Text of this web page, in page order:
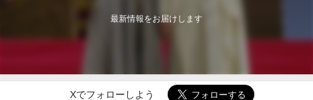
最新情報をお届けします
Xでフォローしよう